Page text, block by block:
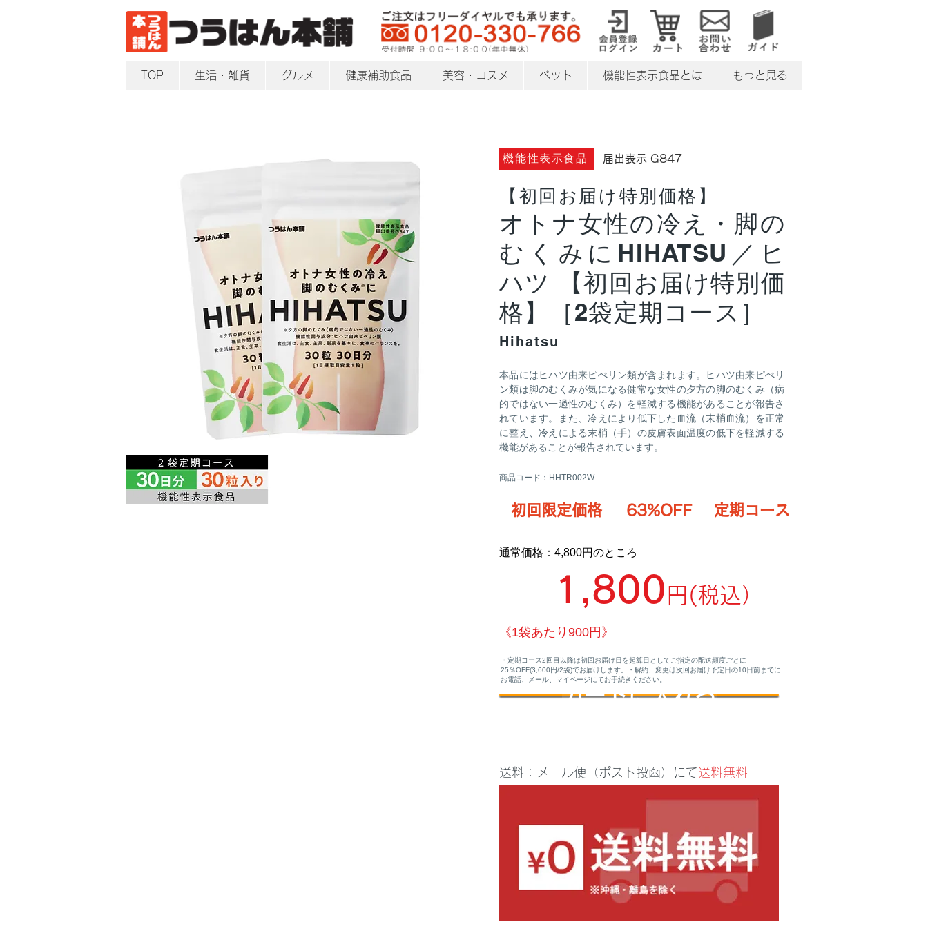
TOP 生活・雑貨 グルメ 健康補助食品 美容・コスメ ペット 機能性表示食品とは もっと見る
機能性表示食品 ​届出表示 G847
【初回お届け特別価格】
オトナ女性の冷え・脚の
むくみにHIHATSU／ヒ
ハツ 【初回お届け特別価
格】［2袋定期コース］
Hihatsu
本品にはヒハツ由来ピぺリン類が含まれます。ヒハツ由来ピぺリ
ン類は脚のむくみが気になる健常な女性の夕方の脚のむくみ（病
的ではない一過性のむくみ）を軽減する機能があることが報告さ
れています。また、冷えにより低下した血流（末梢血流）を正常
に整え、冷えによる末梢（手）の皮膚表面温度の低下を軽減する
機能があることが報告されています。
商品コード：HHTR002W
初回限定価格 63%OFF 定期コース
通常価格：4,800円のところ
1,800 円(税込）
《1袋あたり900円》
・定期コース2回目以降は初回お届け日を起算日としてご指定の配送頻度ごとに
25％OFF(3,600円/2袋)でお届けします。・解約、変更は次回お届け予定日の10日前までに
お電話、メール、マイページにてお手続きください。
カートに入れる
送料：メール便（ポスト投函）にて送料無料